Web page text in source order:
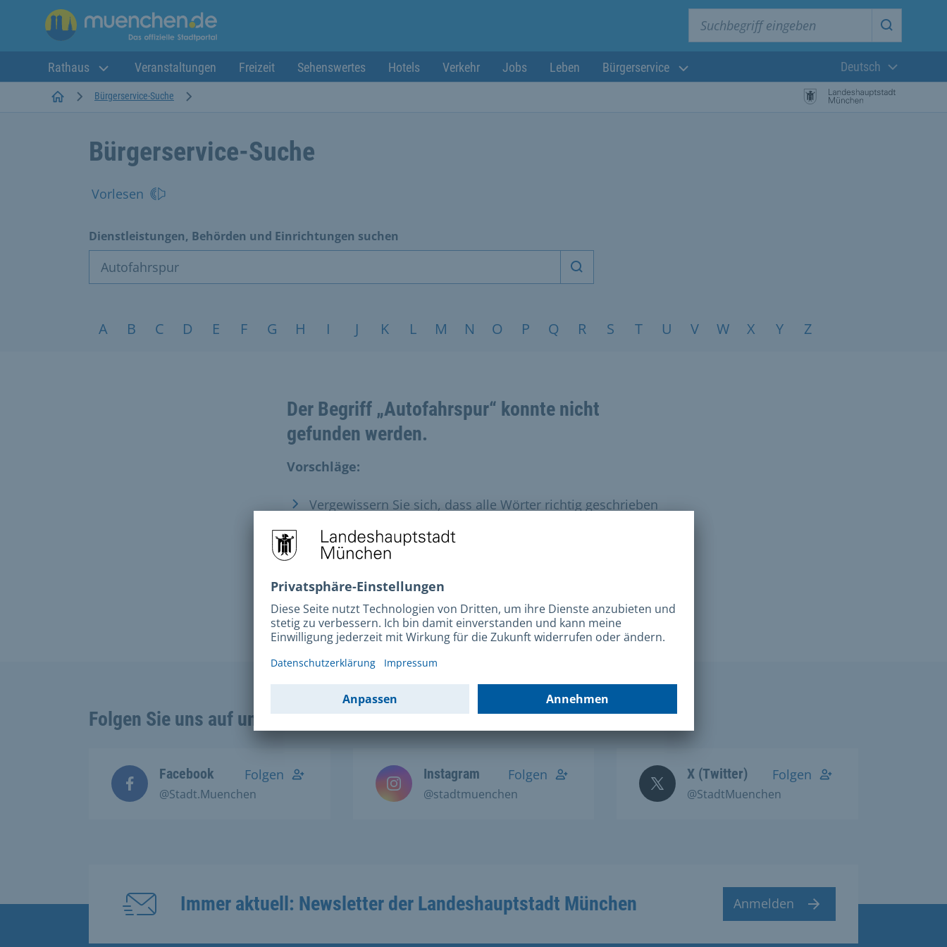
Suche
Rathaus Veranstaltungen Freizeit Sehenswertes Hotels Verkehr Jobs Leben Bürgerservice
Aktuelle
Deutsch
StartseiteBürgerservice-Suche
Bürgerservice-Suche
Vorlesen
Dienstleistungen, Behörden und Einrichtungen suchen
Dienstleistungssuche Starten
Service nach Alphabet
A B C D E F G H I J K L M N O P Q R S T U V W X Y Z
Der Begriff „Autofahrspur“ konnte nicht
gefunden werden.
Vorschläge:
Vergewissern Sie sich, dass alle Wörter richtig geschrieben
Probieren Sie andere Suchbegriffe.
Probieren Sie allgemeinere Suchbegriffe.
Folgen Sie uns auf unseren Social Media Kanälen:
Facebook
@Stadt.Muenchen
Folgen Instagram
@stadtmuenchen
Folgen X (Twitter)
@StadtMuenchen
Folgen
Immer aktuell: Newsletter der Landeshauptstadt München Anmelden